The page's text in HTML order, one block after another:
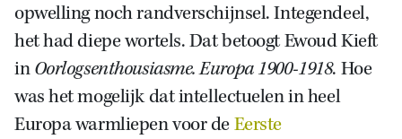
opwelling noch randverschijnsel. Integendeel,
het had diepe wortels. Dat betoogt Ewoud Kieft
inOorlogsenthousiasme. Europa 1900-1918. Hoe
was het mogelijk dat intellectuelen in heel
Europa warmliepen voor deEerste